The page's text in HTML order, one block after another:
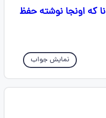
/۶۲ فقط همونا که اونجا نوشته حفظ
نمایش جواب